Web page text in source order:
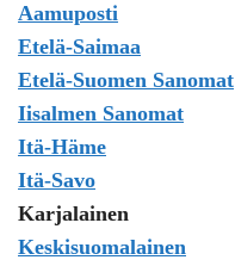
Aamuposti
Etelä-Saimaa
Etelä-Suomen Sanomat
Iisalmen Sanomat
Itä-Häme
Itä-Savo
Karjalainen
Keskisuomalainen